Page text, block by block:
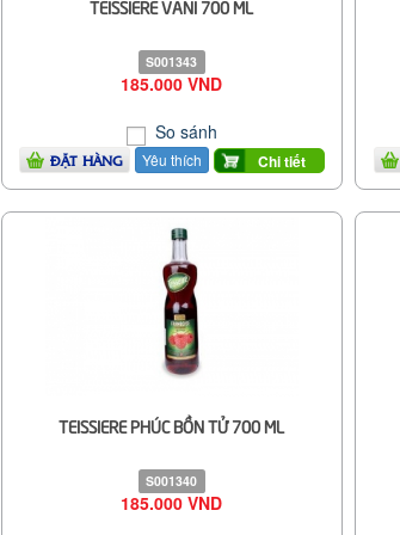
TEISSIERE VANI 700 ML
S001343
185.000 VND
So sánh
ĐẶT HÀNG Yêu thích Chi tiết
TEISSIERE PHÚC BỒN TỬ 700 ML
S001340
185.000 VND